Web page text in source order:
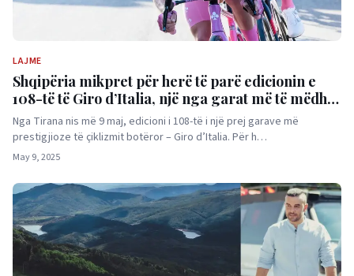
LAJME
Shqipëria mikpret për herë të parë edicionin e
108-të të Giro d’Italia, një nga garat më të mëdha
të çiklizmit botëror
Nga Tirana nis më 9 maj, edicioni i 108-të i një prej garave më
prestigjioze të çiklizmit botëror – Giro d’Italia. Për h…
May 9, 2025